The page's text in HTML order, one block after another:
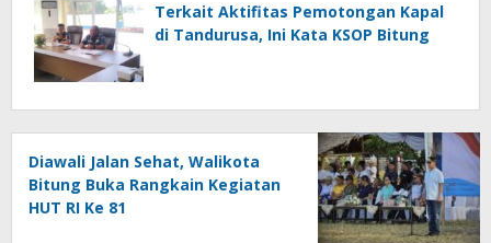
Terkait Aktifitas Pemotongan Kapal
di Tandurusa, Ini Kata KSOP Bitung
Diawali Jalan Sehat, Walikota
Bitung Buka Rangkain Kegiatan
HUT RI Ke 81